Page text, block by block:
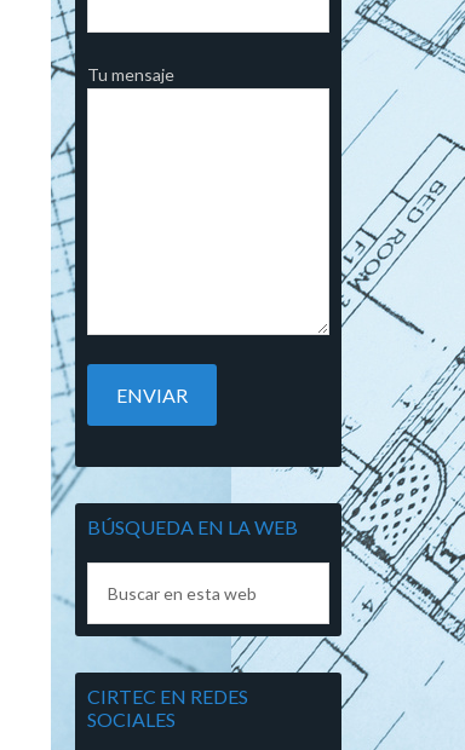
Tu mensaje
BÚSQUEDA EN LA WEB
CIRTEC EN REDES
SOCIALES